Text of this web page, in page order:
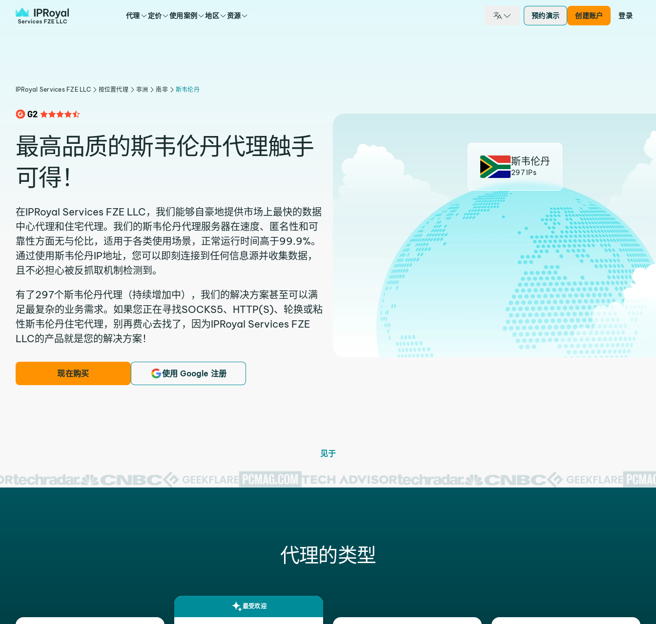
代理 定价 使用案例 地区 资源 预约演示 创建账户 登录
IPRoyal Services FZE LLC 按位置代理 非洲 南非 斯韦伦丹
最高品质的斯韦伦丹代理触手
可得！
在IPRoyal Services FZE LLC，我们能够自豪地提供市场上最快的数据
中心代理和住宅代理。我们的斯韦伦丹代理服务器在速度、匿名性和可
靠性方面无与伦比，适用于各类使用场景，正常运行时间高于99.9%。
通过使用斯韦伦丹IP地址，您可以即刻连接到任何信息源并收集数据，
且不必担心被反抓取机制检测到。
有了297个斯韦伦丹代理（持续增加中），我们的解决方案甚至可以满
足最复杂的业务需求。如果您正在寻找SOCKS5、HTTP(S)、轮换或粘
性斯韦伦丹住宅代理，别再费心去找了，因为IPRoyal Services FZE
LLC的产品就是您的解决方案！
现在购买 使用 Google 注册
斯韦伦丹
297 IPs
见于
代理的类型
最受欢迎